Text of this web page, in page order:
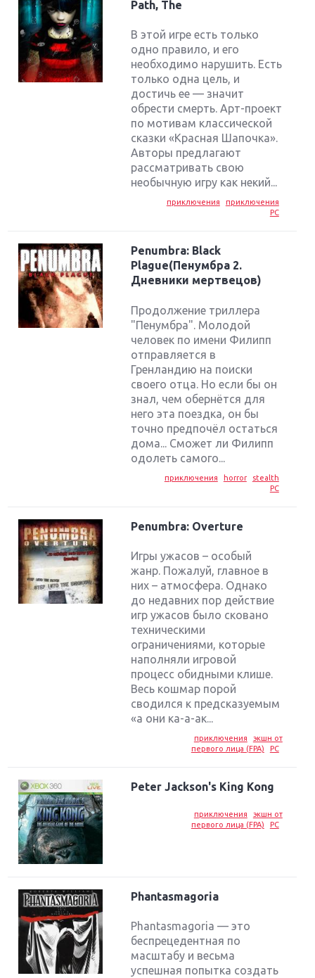
Path, The
В этой игре есть только
одно правило, и его
необходимо нарушить. Есть
только одна цель, и
достичь ее — значит
обрести смерть. Арт-проект
по мотивам классической
сказки «Красная Шапочка».
Авторы предлагают
рассматривать свою
необычную игру как некий...
приключения
приключения
PC
Penumbra: Black
Plague(Пенумбра 2.
Дневники мертвецов)
Продолжение триллера
"Пенумбра". Молодой
человек по имени Филипп
отправляется в
Гренландию на поиски
своего отца. Но если бы он
знал, чем обернётся для
него эта поездка, он бы
точно предпочёл остаться
дома... Сможет ли Филипп
одолеть самого...
приключения horror
stealth
PC
Penumbra: Overture
Игры ужасов – особый
жанр. Пожалуй, главное в
них – атмосфера. Однако
до недавних пор действие
игр ужасов было сковано
техническими
ограничениями, которые
наполняли игровой
процесс обидными клише.
Весь кошмар порой
сводился к предсказуемым
«а они ка-а-ак...
приключения
экшн от
первого лица (FPA)
PC
Peter Jackson's King Kong
приключения
экшн от
первого лица (FPA)
PC
Phantasmagoria
Phantasmagoria — это
беспрецедентная по
масштабу и весьма
успешная попытка создать